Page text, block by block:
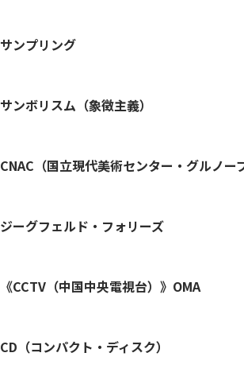
サンプリング
サンボリスム（象徴主義）
CNAC（国立現代美術センター・グルノー
ジーグフェルド・フォリーズ
《CCTV（中国中央電視台）》OMA
CD（コンパクト・ディスク）